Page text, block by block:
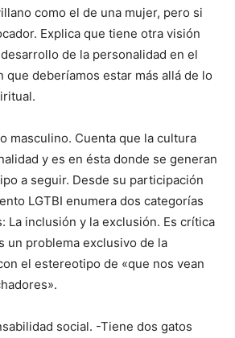
como el de una mujer, pero si
Explica que tiene otra visión
de la personalidad en el
que deberíamos estar más allá de lo
masculino. Cuenta que la cultura
y es en ésta donde se generan
a seguir. Desde su participación
LGTBI enumera dos categorías
La inclusión y la exclusión. Es crítica
un problema exclusivo de la
el estereotipo de «que nos vean
social. -Tiene dos gatos